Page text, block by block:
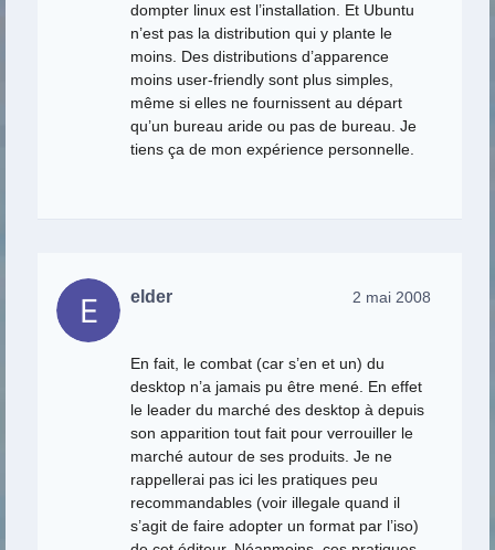
dompter linux est l’installation. Et Ubuntu
n’est pas la distribution qui y plante le
moins. Des distributions d’apparence
moins user-friendly sont plus simples,
même si elles ne fournissent au départ
qu’un bureau aride ou pas de bureau. Je
tiens ça de mon expérience personnelle.
elder 2 mai 2008
En fait, le combat (car s’en et un) du
desktop n’a jamais pu être mené. En effet
le leader du marché des desktop à depuis
son apparition tout fait pour verrouiller le
marché autour de ses produits. Je ne
rappellerai pas ici les pratiques peu
recommandables (voir illegale quand il
s’agit de faire adopter un format par l’iso)